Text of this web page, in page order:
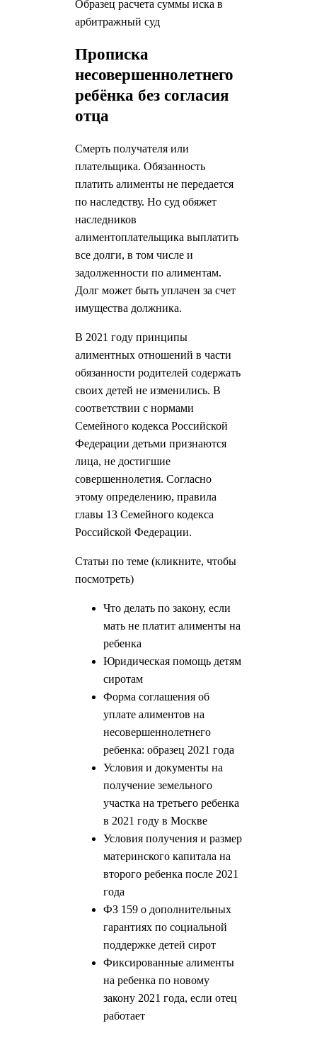
Образец расчета суммы иска в
арбитражный суд
Прописка
несовершеннолетнего
ребёнка без согласия
отца
Смерть получателя или
плательщика. Обязанность
платить алименты не передается
по наследству. Но суд обяжет
наследников
алиментоплательщика выплатить
все долги, в том числе и
задолженности по алиментам.
Долг может быть уплачен за счет
имущества должника.
В 2021 году принципы
алиментных отношений в части
обязанности родителей содержать
своих детей не изменились. В
соответствии с нормами
Семейного кодекса Российской
Федерации детьми признаются
лица, не достигшие
совершеннолетия. Согласно
этому определению, правила
главы 13 Семейного кодекса
Российской Федерации.
Статьи по теме (кликните, чтобы
посмотреть)
Что делать по закону, если
мать не платит алименты на
ребенка
Юридическая помощь детям
сиротам
Форма соглашения об
уплате алиментов на
несовершеннолетнего
ребенка: образец 2021 года
Условия и документы на
получение земельного
участка на третьего ребенка
в 2021 году в Москве
Условия получения и размер
материнского капитала на
второго ребенка после 2021
года
ФЗ 159 о дополнительных
гарантиях по социальной
поддержке детей сирот
Фиксированные алименты
на ребенка по новому
закону 2021 года, если отец
работает